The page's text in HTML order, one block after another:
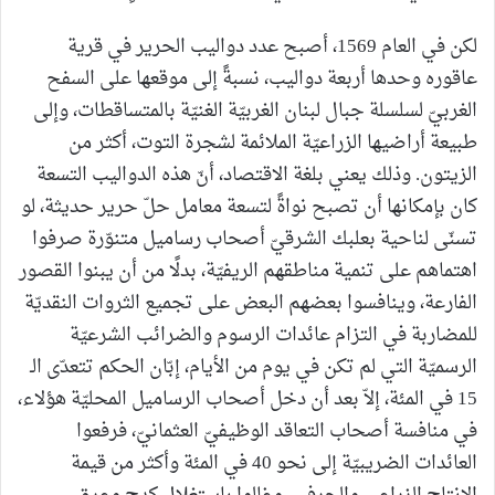
لكن في العام 1569، أصبح عدد دواليب الحرير في قرية
عاقوره وحدها أربعة دواليب، نسبةً إلى موقعها على السفح
الغربيّ لسلسلة جبال لبنان الغربيّة الغنيّة بالمتساقطات، وإلى
طبيعة أراضيها الزراعيّة الملائمة لشجرة التوت، أكثر من
الزيتون. وذلك يعني بلغة الاقتصاد، أنّ هذه الدواليب التسعة
كان بإمكانها أن تصبح نواةً لتسعة معامل حلّ حرير حديثة، لو
تسنّى لناحية بعلبك الشرقيّ أصحاب رساميل متنوّرة صرفوا
اهتماهم على تنمية مناطقهم الريفيّة، بدلًا من أن يبنوا القصور
الفارعة، وينافسوا بعضهم البعض على تجميع الثروات النقديّة
للمضاربة في التزام عائدات الرسوم والضرائب الشرعيّة
الرسميّة التي لم تكن في يوم من الأيام، إبّان الحكم تتعدّى الـ
15 في المئة، إلاّ بعد أن دخل أصحاب الرساميل المحليّة هؤلاء،
في منافسة أصحاب التعاقد الوظيفيّ العثمانيّ، فرفعوا
العائدات الضريبيّة إلى نحو 40 في المئة وأكثر من قيمة